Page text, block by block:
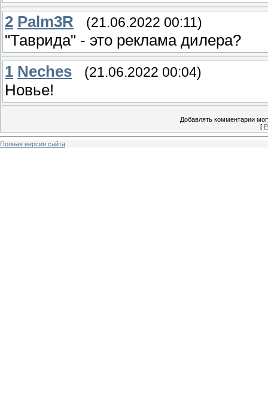
2 Palm3R (21.06.2022 00:11)
"Таврида" - это реклама дилера?
1 Neches (21.06.2022 00:04)
Новье!
Добавлять комментарии
[
Полная версия сайта